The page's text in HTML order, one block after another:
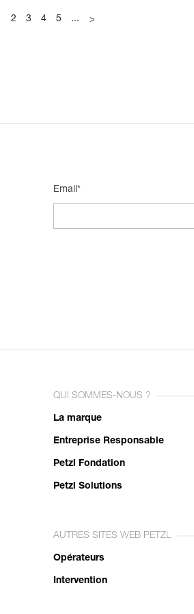
2 3 4 5 ... >
Email*
QUI SOMMES-NOUS ?
La marque
Entreprise Responsable
Petzl Fondation
Petzl Solutions
AUTRES SITES WEB PETZL
Opérateurs
Intervention